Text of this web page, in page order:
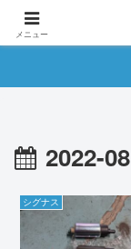
2022-08
シグナス
メニュー